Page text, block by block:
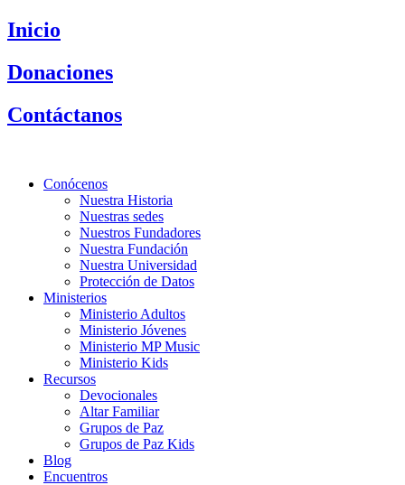
Saltar
al
Inicio
Donaciones
Contáctanos
Conócenos
Nuestra Historia
Nuestras sedes
Nuestros Fundadores
Nuestra Fundación
Nuestra Universidad
Protección de Datos
Ministerios
Ministerio Adultos
Ministerio Jóvenes
Ministerio MP Music
Ministerio Kids
Recursos
Devocionales
Altar Familiar
Grupos de Paz
Grupos de Paz Kids
Blog
Encuentros